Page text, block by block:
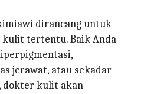
dirancang untuk
kulit tertentu. Baik Anda
jerawat, atau sekadar
dokter kulit akan